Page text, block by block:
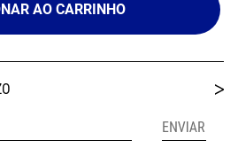
AO CARRINHO